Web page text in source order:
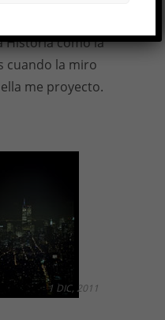
Historia como la
cuando la miro
me proyecto.
1 DIC, 2011